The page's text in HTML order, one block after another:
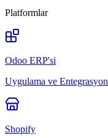
Platformlar
Odoo ERP'si
Uygulama ve Entegrasyon
Shopify